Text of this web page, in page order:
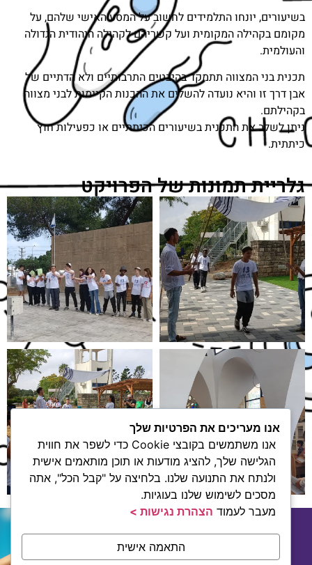
בשיעורים, יונחו התלמידים לחשוב על המסע האישי שלהם, על
מקומם בקהילה המקומית ועל קשריהם לקהילה היהודית הגדולה
והעולמית.
תכנית בני המצווה תתמקד בהיבטים התרבותיים ולא הדתיים של
אבן דרך זו והיא נועדה להשלים את ההכנות הקיימות לבני מצווה
בקהילתם.
ניתן לשלב את התכנית בשיעורים הכיתתיים או כפעילות חוץ
כיתתית.
גלריית תמונות של הפרויקט
בואו נהיה בקשר
אנו מעריכים את הפרטיות שלך
אנו משתמשים בקובצי Cookie כדי לשפר את חווית
הגלישה שלך, להציג מודעות או תוכן מותאמים אישית
ולנתח את התנועה שלנו. בלחיצה על "קבל הכל", אתה
מסכים לשימוש שלנו בעוגיות.
מעבר לעמוד הצהרת נגישות >
התאמה אישית